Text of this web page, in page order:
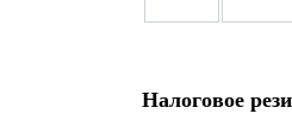
Налоговое